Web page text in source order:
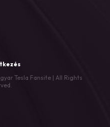
Tesla Fansite | All Rights